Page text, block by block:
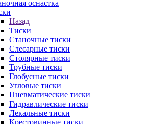
оснастка
Назад
Тиски
Станочные тиски
Слесарные тиски
Столярные тиски
Трубные тиски
Глобусные тиски
Угловые тиски
Пневматические тиски
Гидравлические тиски
Лекальные тиски
Крестовинные тиски